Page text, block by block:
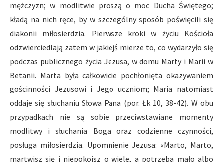
mężczyzn; w modlitwie proszą o moc Ducha Świętego;
kładą na nich ręce, by w szczególny sposób poświęcili się
diakonii miłosierdzia. Pierwsze kroki w życiu Kościoła
odzwierciedlają zatem w jakiejś mierze to, co wydarzyło się
podczas publicznego życia Jezusa, w domu Marty i Marii w
Betanii. Marta była całkowicie pochłonięta okazywaniem
gościnności Jezusowi i Jego uczniom; Maria natomiast
oddaje się słuchaniu Słowa Pana (por. Łk 10, 38-42). W obu
przypadkach nie są sobie przeciwstawiane momenty
modlitwy i słuchania Boga oraz codzienne czynności,
posługa miłosierdzia. Upomnienie Jezusa: «Marto, Marto,
martwisz się i niepokoisz o wiele, a potrzeba mało albo